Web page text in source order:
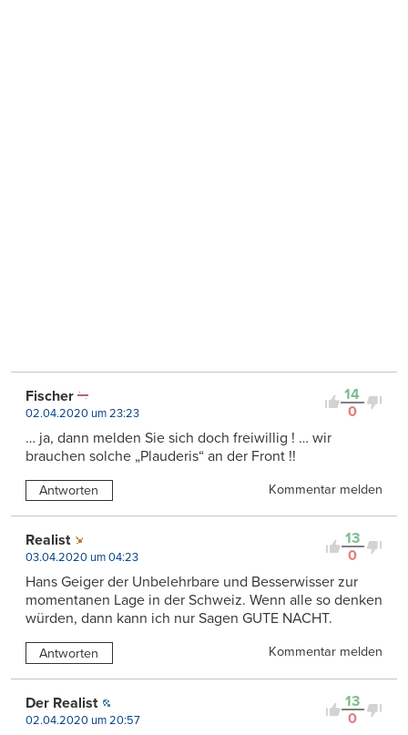
14
0
Fischer
02.04.2020 um 23:23
… ja, dann melden Sie sich doch freiwillig ! … wir
brauchen solche „Plauderis“ an der Front !!
Antworten Kommentar melden
13
0
Realist
03.04.2020 um 04:23
Hans Geiger der Unbelehrbare und Besserwisser zur
momentanen Lage in der Schweiz. Wenn alle so denken
würden, dann kann ich nur Sagen GUTE NACHT.
Antworten Kommentar melden
13
0
Der Realist
02.04.2020 um 20:57